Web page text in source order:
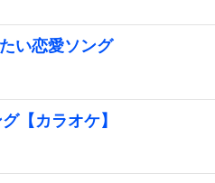
い恋愛ソング
【カラオケ】